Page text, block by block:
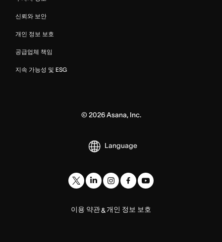
신뢰와 보안
개인 정보 보호
공급업체 책임
지속 가능성 및 ESG
© 2026Asana, Inc.
Language
이용 약관& 개인 정보 보호